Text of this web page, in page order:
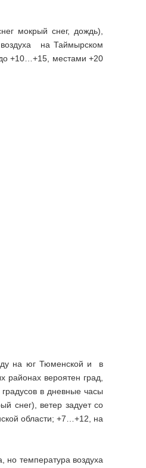
мокрый снег, дождь),
на Таймырском
до +10…+15, местами +20
на юг Тюменской и в
вероятен град,
в дневные часы
снег), ветер задует со
области; +7…+12, на
но температура воздуха